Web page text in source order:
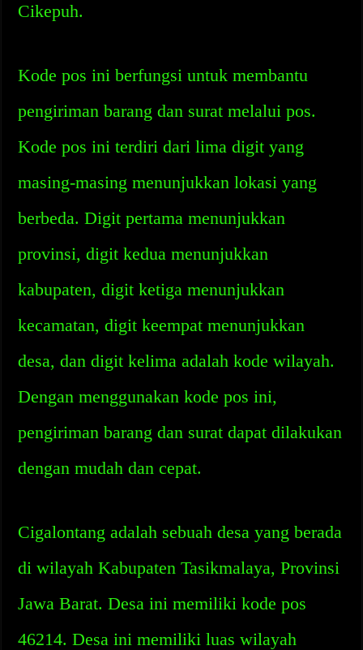
Cikepuh.
Kode pos ini berfungsi untuk membantu
pengiriman barang dan surat melalui pos.
Kode pos ini terdiri dari lima digit yang
masing-masing menunjukkan lokasi yang
berbeda. Digit pertama menunjukkan
provinsi, digit kedua menunjukkan
kabupaten, digit ketiga menunjukkan
kecamatan, digit keempat menunjukkan
desa, dan digit kelima adalah kode wilayah.
Dengan menggunakan kode pos ini,
pengiriman barang dan surat dapat dilakukan
dengan mudah dan cepat.
Cigalontang adalah sebuah desa yang berada
di wilayah Kabupaten Tasikmalaya, Provinsi
Jawa Barat. Desa ini memiliki kode pos
46214. Desa ini memiliki luas wilayah